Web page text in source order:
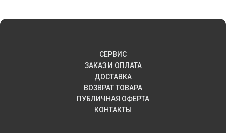
СЕРВИС
ЗАКАЗ И ОПЛАТА
ДОСТАВКА
ВОЗВРАТ ТОВАРА
ПУБЛИЧНАЯ ОФЕРТА
КОНТАКТЫ